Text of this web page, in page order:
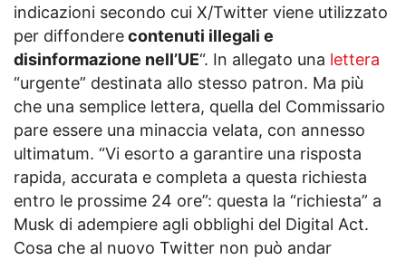
indicazioni secondo cui X/Twitter viene utilizzato
per diffonderecontenuti illegali e
disinformazione nell’UE“. In allegato una lettera
“urgente” destinata allo stesso patron. Ma più
che una semplice lettera, quella del Commissario
pare essere una minaccia velata, con annesso
ultimatum. “Vi esorto a garantire una risposta
rapida, accurata e completa a questa richiesta
entro le prossime 24 ore”: questa la “richiesta” a
Musk di adempiere agli obblighi del Digital Act.
Cosa che al nuovo Twitter non può andar